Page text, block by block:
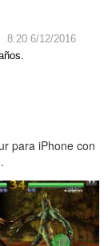
8:20 6/12/2016
para iPhone con